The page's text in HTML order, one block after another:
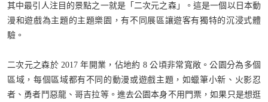
其中最引人注目的景點之一就是「二次元之森」。這是一個以日本動
漫和遊戲為主題的主題樂園，有不同展區讓遊客有獨特的沉浸式體
驗。
二次元之森於 2017 年開業，佔地約 8 公頃非常寬敞。公園分為多個
區域，每個區域都有不同的動漫或遊戲主題，如蠟筆小新、火影忍
者、勇者鬥惡龍、哥吉拉等。進去公園本身不用門票，如果只是想逛